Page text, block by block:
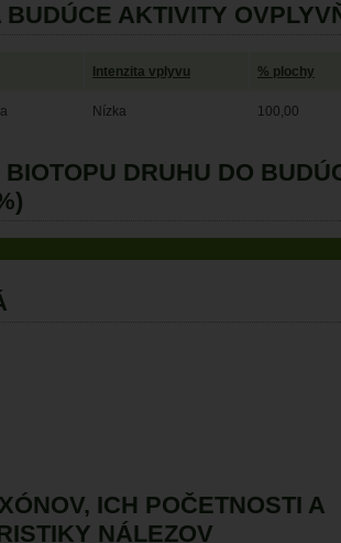
BUDÚCE AKTIVITY
Intenzita vplyvu % plochy
Nízka 100,00
DRUHU DO
ICH POČETNOSTI A
NÁLEZOV